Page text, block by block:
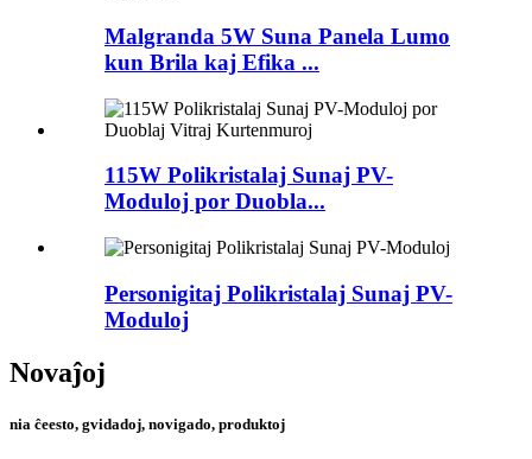
Malgranda 5W Suna Panela Lumo
kun Brila kaj Efika ...
115W Polikristalaj Sunaj PV-
Moduloj por Duobla...
Personigitaj Polikristalaj Sunaj PV-
Moduloj
Novaĵoj
nia ĉeesto, gvidadoj, novigado, produktoj